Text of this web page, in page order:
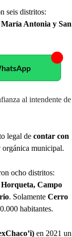
seis distritos:
Antonia y San
al intendente de
legal de contar con
orgánica municipal.
ocho distritos:
Campo
. Solamente Cerro
habitantes.
en 2021 un